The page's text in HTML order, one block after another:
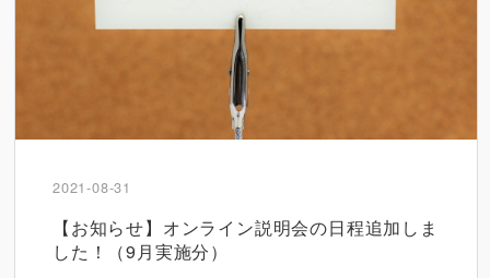
2021-08-31
【お知らせ】オンライン説明会の日程追加しま
した！（9月実施分）